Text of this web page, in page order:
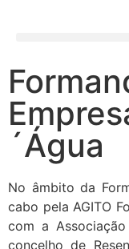
´Água
No âmbito da
cabo pela AGITO
com a
concelho de